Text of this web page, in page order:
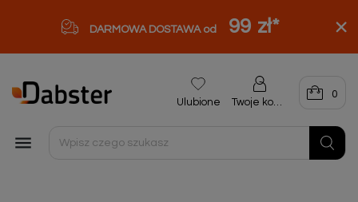
DARMOWA DOSTAWA od 99 zł*

Ulubione Twoje konto
0